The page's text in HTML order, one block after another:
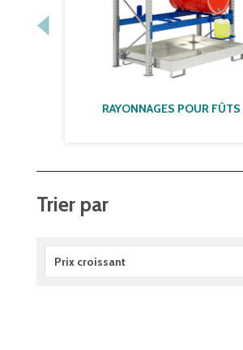
RAYONNAGES POUR FÛTS
Trier par
Prix croissant